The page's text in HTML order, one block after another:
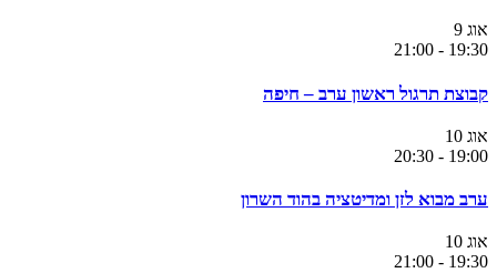
אוג 9
19:30
-
21:00
קבוצת תרגול ראשון ערב – חיפה
אוג 10
19:00
-
20:30
ערב מבוא לזן ומדיטציה בהוד השרון
אוג 10
19:30
-
21:00